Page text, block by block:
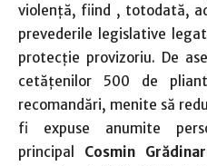
violenţă, fiind , totodată,
prevederile legislative
protecţie provizoriu. De
cetăţenilor 500 de
recomandări, menite să
fi expuse anumite
principal Cosmin